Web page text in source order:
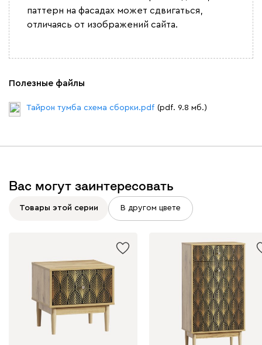
паттерн на фасадах может сдвигаться,
отличаясь от изображений сайта.
Полезные файлы
Тайрон тумба схема сборки.pdf (pdf. 9.8 мб.)
Вас могут заинтересовать
Товары этой серии В другом цвете